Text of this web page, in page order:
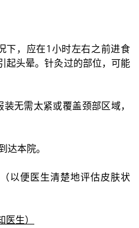
下，应在1小时左右之前进食
起头晕。针灸过的部位，可能
无需太紧或覆盖颈部区域，
达本院。
以便医生清楚地评估皮肤状
生）